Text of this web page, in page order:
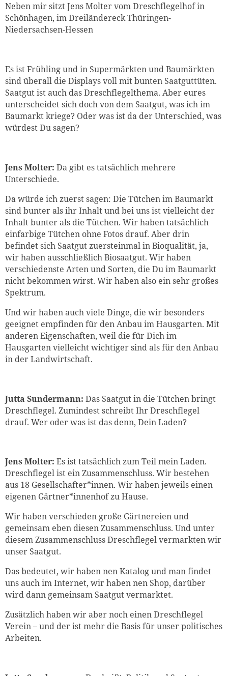
Neben mir sitzt Jens Molter vom Dreschflegelhof in
Schönhagen, im Dreiländereck Thüringen-
Niedersachsen-Hessen
Es ist Frühling und in Supermärkten und Baumärkten
sind überall die Displays voll mit bunten Saatguttüten.
Saatgut ist auch das Dreschflegelthema. Aber eures
unterscheidet sich doch von dem Saatgut, was ich im
Baumarkt kriege? Oder was ist da der Unterschied, was
würdest Du sagen?
Jens Molter: Da gibt es tatsächlich mehrere
Unterschiede.
Da würde ich zuerst sagen: Die Tütchen im Baumarkt
sind bunter als ihr Inhalt und bei uns ist vielleicht der
Inhalt bunter als die Tütchen. Wir haben tatsächlich
einfarbige Tütchen ohne Fotos drauf. Aber drin
befindet sich Saatgut zuersteinmal in Bioqualität, ja,
wir haben ausschließlich Biosaatgut. Wir haben
verschiedenste Arten und Sorten, die Du im Baumarkt
nicht bekommen wirst. Wir haben also ein sehr großes
Spektrum.
Und wir haben auch viele Dinge, die wir besonders
geeignet empfinden für den Anbau im Hausgarten. Mit
anderen Eigenschaften, weil die für Dich im
Hausgarten vielleicht wichtiger sind als für den Anbau
in der Landwirtschaft.
Jutta Sundermann: Das Saatgut in die Tütchen bringt
Dreschflegel. Zumindest schreibt Ihr Dreschflegel
drauf. Wer oder was ist das denn, Dein Laden?
Jens Molter: Es ist tatsächlich zum Teil mein Laden.
Dreschflegel ist ein Zusammenschluss. Wir bestehen
aus 18 Gesellschafter*innen. Wir haben jeweils einen
eigenen Gärtner*innenhof zu Hause.
Wir haben verschieden große Gärtnereien und
gemeinsam eben diesen Zusammenschluss. Und unter
diesem Zusammenschluss Dreschflegel vermarkten wir
unser Saatgut.
Das bedeutet, wir haben nen Katalog und man findet
uns auch im Internet, wir haben nen Shop, darüber
wird dann gemeinsam Saatgut vermarktet.
Zusätzlich haben wir aber noch einen Dreschflegel
Verein – und der ist mehr die Basis für unser politisches
Arbeiten.